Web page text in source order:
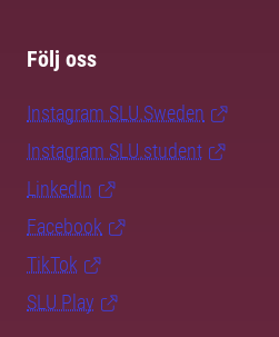
Följ oss
Instagram SLU.Sweden
Instagram SLU.student
LinkedIn
Facebook
TikTok
SLU Play